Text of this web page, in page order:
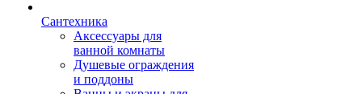
Сантехника
Аксессуары для
ванной комнаты
Душевые ограждения
и поддоны